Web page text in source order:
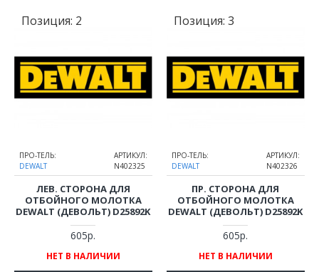
Позиция: 2
ПРО-ТЕЛЬ:
DEWALT
АРТИКУЛ:
N402325
ЛЕВ. СТОРОНА ДЛЯ
ОТБОЙНОГО МОЛОТКА
DEWALT (ДЕВОЛЬТ) D25892K
605р.
НЕТ В НАЛИЧИИ
Позиция: 3
ПРО-ТЕЛЬ:
DEWALT
АРТИКУЛ:
N402326
ПР. СТОРОНА ДЛЯ
ОТБОЙНОГО МОЛОТКА
DEWALT (ДЕВОЛЬТ) D25892K
605р.
НЕТ В НАЛИЧИИ